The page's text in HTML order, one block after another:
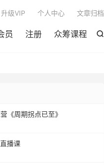

员 注册 众筹课程
升级VIP 个人中心 文章归档
《周期拐点已至》
播课